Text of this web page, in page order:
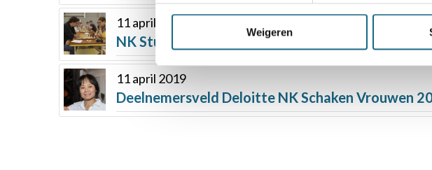
Weigeren
11 april 2017
NK Studenten op Science Park Schaaktoernooi
11 april 2019
Deelnemersveld Deloitte NK Schaken Vrouwen